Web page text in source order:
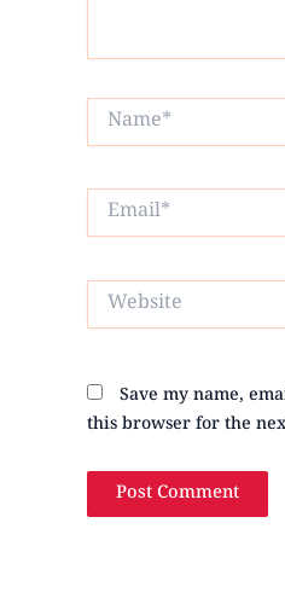
Name*
Email*
Website
Save my name,
this browser for the